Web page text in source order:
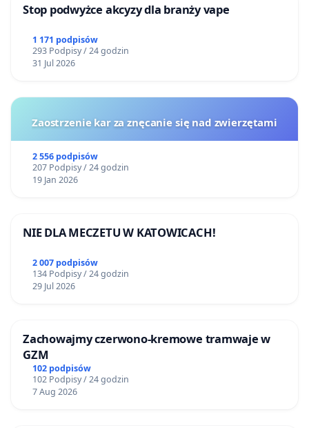
Stop podwyżce akcyzy dla branży vape
1 171 podpisów
293 Podpisy / 24 godzin
31 Jul 2026
Zaostrzenie kar za znęcanie się nad zwierzętami
2 556 podpisów
207 Podpisy / 24 godzin
19 Jan 2026
NIE DLA MECZETU W KATOWICACH!
2 007 podpisów
134 Podpisy / 24 godzin
29 Jul 2026
Zachowajmy czerwono-kremowe tramwaje w
GZM
102 podpisów
102 Podpisy / 24 godzin
7 Aug 2026